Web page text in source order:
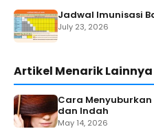
Jadwal Imunisasi
July 23, 2026
Artikel Menarik Lainnya
Cara
dan Indah
May 14, 2026